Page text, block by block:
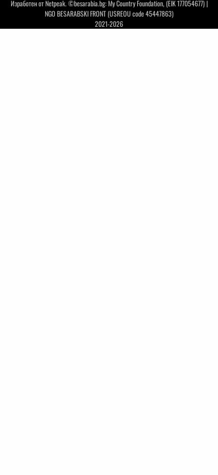
Изработен отNetpeak. ©besarabia.bg: My Country Foundation, (EIK 177054677) |
NGO BESARABSKI FRONT (USREOU code 45447863)
2021-2026